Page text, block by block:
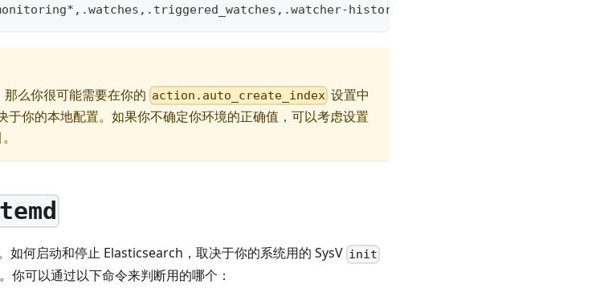
, .watches , .triggered_watches , .watcher-history*
那么你很可能需要在你的 action.auto_create_index 设置中
于你的本地配置。如果你不确定你环境的正确值，可以考虑设置
如何启动和停止 Elasticsearch，取决于你的系统用的 SysV init
你可以通过以下命令来判断用的哪个：